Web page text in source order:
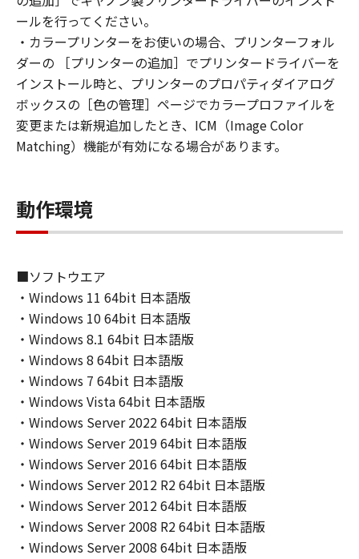
せん。
４．所有権
「本ソフトウェア」に係る権原および所有権
は、その内容によりキヤノンまたはキヤノンの
ライセンサーに帰属します。
５．輸出
お客様は、日本国政府または関連する外国政府
より必要な許可等を得ることなしに、「本ソフ
６．サポートおよびアップデート
キヤノン、キヤノンの子会社、関係会社、それ
のライセンサーは、お客様による「本ソフトウ
ェア」の使用を支援すること、および「本ソフ
トウェア」に対してアップデート、バグの修正
あるいはサポートを行うことについて、いかな
る責任も負うものではありません。
７．保証の否認・免責
(1) 「本ソフトウェア」は、『現状のまま』の
状態で使用許諾されます。キヤノン、キヤノン
のライセンサー、キヤノンの子会社、キヤノン
の関連会社、それらの販売代理店または販売店
のいずれも、「本ソフトウェア」に関して、商
品性および特定の目的への適合性の保証を含
め、いかなる保証も、明示たると黙示たるとを
問わず一切しないものとします。
(2) キヤノン、キヤノンのライセンサー、キヤノ
ールを行ってください。
・カラープリンターをお使いの場合、プリンターフォル
ダーの ［プリンターの追加］でプリンタードライバーを
インストール時と、プリンターのプロパティダイアログ
ボックスの［色の管理］ページでカラープロファイルを
変更または新規追加したとき、ICM（Image Color
Matching）機能が有効になる場合があります。
動作環境
■ソフトウエア
・Windows 11 64bit 日本語版
・Windows 10 64bit 日本語版
・Windows 8.1 64bit 日本語版
・Windows 8 64bit 日本語版
・Windows 7 64bit 日本語版
・Windows Vista 64bit 日本語版
・Windows Server 2022 64bit 日本語版
・Windows Server 2019 64bit 日本語版
・Windows Server 2016 64bit 日本語版
・Windows Server 2012 R2 64bit 日本語版
・Windows Server 2012 64bit 日本語版
・Windows Server 2008 R2 64bit 日本語版
・Windows Server 2008 64bit 日本語版